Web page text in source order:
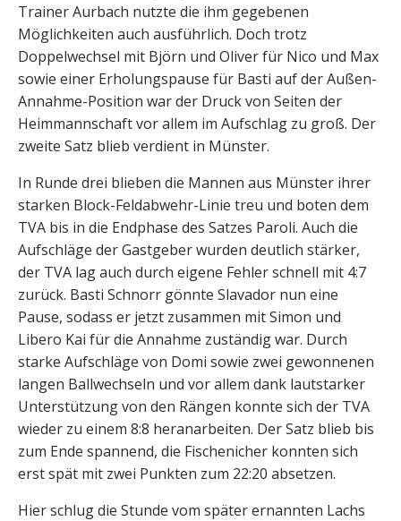
Trainer Aurbach nutzte die ihm gegebenen
Möglichkeiten auch ausführlich. Doch trotz
Doppelwechsel mit Björn und Oliver für Nico und Max
sowie einer Erholungspause für Basti auf der Außen-
Annahme-Position war der Druck von Seiten der
Heimmannschaft vor allem im Aufschlag zu groß. Der
zweite Satz blieb verdient in Münster.
In Runde drei blieben die Mannen aus Münster ihrer
starken Block-Feldabwehr-Linie treu und boten dem
TVA bis in die Endphase des Satzes Paroli. Auch die
Aufschläge der Gastgeber wurden deutlich stärker,
der TVA lag auch durch eigene Fehler schnell mit 4:7
zurück. Basti Schnorr gönnte Slavador nun eine
Pause, sodass er jetzt zusammen mit Simon und
Libero Kai für die Annahme zuständig war. Durch
starke Aufschläge von Domi sowie zwei gewonnenen
langen Ballwechseln und vor allem dank lautstarker
Unterstützung von den Rängen konnte sich der TVA
wieder zu einem 8:8 heranarbeiten. Der Satz blieb bis
zum Ende spannend, die Fischenicher konnten sich
erst spät mit zwei Punkten zum 22:20 absetzen.
Hier schlug die Stunde vom später ernannten Lachs